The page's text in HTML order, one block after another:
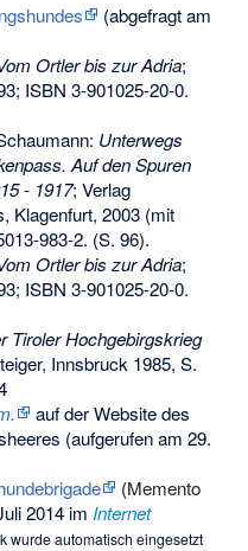
(abgefragt am
Ortler bis zur Adria;
ISBN 3-901025-20-0.
Unterwegs
Auf den Spuren
- 1917; Verlag
Klagenfurt, 2003 (mit
983-2. (S. 96).
Ortler bis zur Adria;
ISBN 3-901025-20-0.
Tiroler Hochgebirgskrieg
Innsbruck 1985, S.
auf der Website des
(aufgerufen am 29.
(Memento
2014 im Internet
wurde automatisch eingesetzt